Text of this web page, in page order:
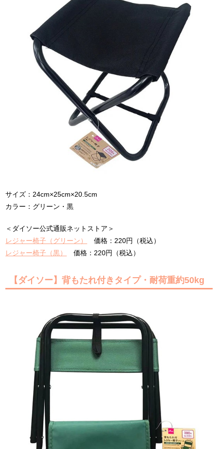
サイズ：24cm×25cm×20.5cm
カラー：グリーン・黒
＜ダイソー公式通販ネットストア＞
レジャー椅子（グリーン）
価格：220円（税込）
レジャー椅子（黒）
価格：220円（税込）
【ダイソー】背もたれ付きタイプ・耐荷重約50kg